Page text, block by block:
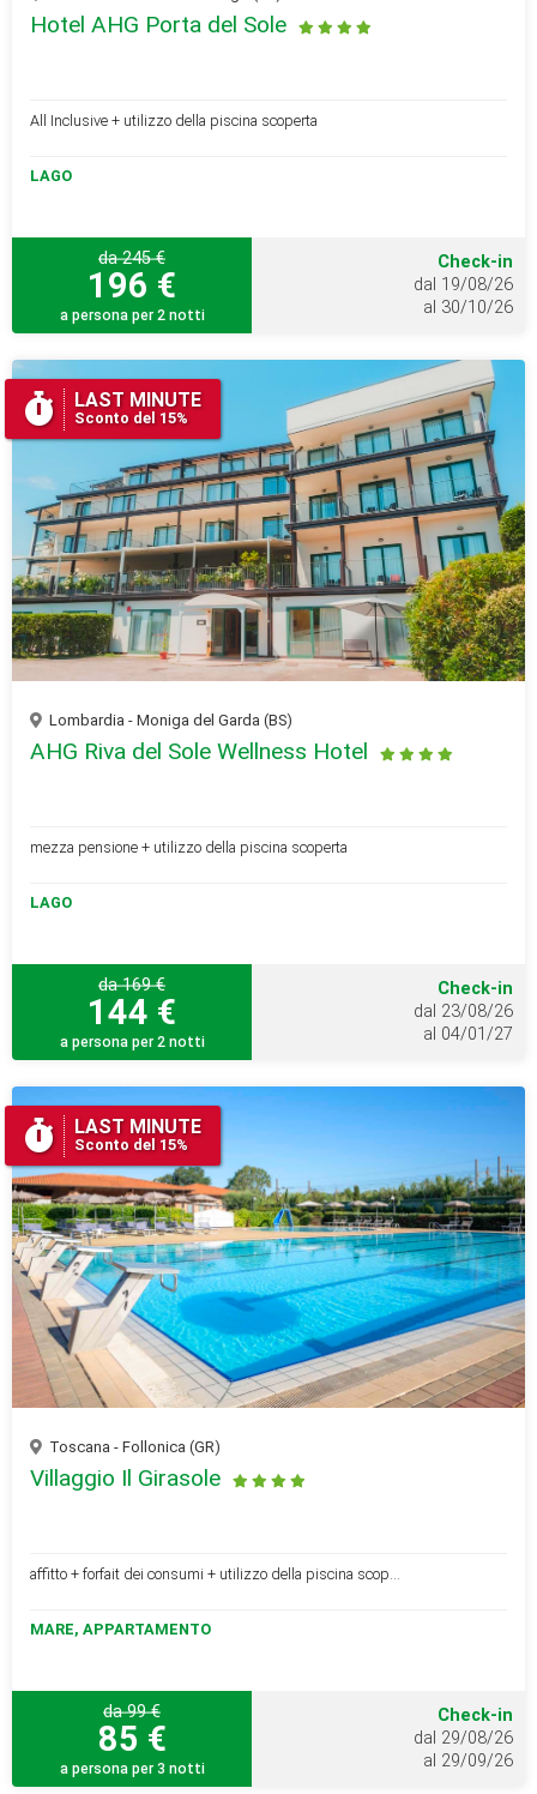
Hotel AHG Porta del Sole
All Inclusive + utilizzo della piscina scoperta
LAGO
da 245 €
196 €
a persona per 2 notti
Check-in
dal 19/08/26
al 30/10/26
LAST MINUTE
Sconto del 15%
Lombardia - Moniga del Garda (BS)
AHG Riva del Sole Wellness Hotel
mezza pensione + utilizzo della piscina scoperta
LAGO
da 169 €
144 €
a persona per 2 notti
Check-in
dal 23/08/26
al 04/01/27
LAST MINUTE
Sconto del 15%
Toscana - Follonica (GR)
Villaggio Il Girasole
affitto + forfait dei consumi + utilizzo della piscina scop...
MARE, APPARTAMENTO
da 99 €
85 €
a persona per 3 notti
Check-in
dal 29/08/26
al 29/09/26